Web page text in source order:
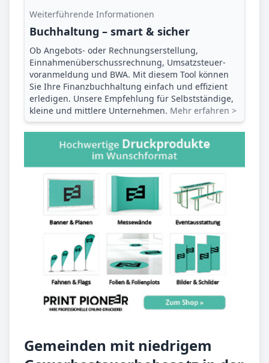
Weiterführende Informationen
Buchhaltung – smart & sicher
Ob Angebots- oder Rechnungserstellung,
Einnahmenüberschuss­rechnung, Umsatzsteuer­
voranmeldung und BWA. Mit diesem Tool können
Sie Ihre Finanz­buchhaltung einfach und effizient
erledigen. Unsere Empfehlung für Selbstständige,
kleine und mittlere Unternehmen. Mehr erfahren >
Gemeinden mit niedrigem